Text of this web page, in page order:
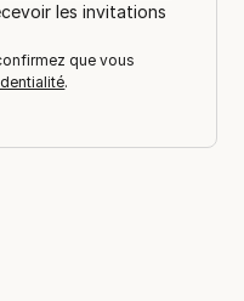
les invitations
que vous
.